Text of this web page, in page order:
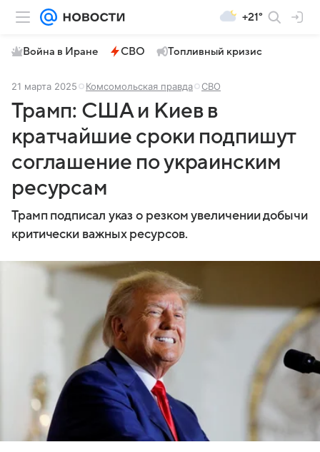
+21°
Война в Иране СВО Топливный кризис
21 марта 2025 Комсомольская правда СВО
Трамп: США и Киев в
кратчайшие сроки подпишут
соглашение по украинским
ресурсам
Трамп подписал указ о резком увеличении добычи
критически важных ресурсов.